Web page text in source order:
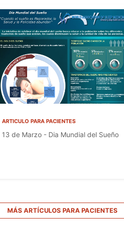
ARTICULO PARA PACIENTES
13 de Marzo - Dia Mundial del Sueño
MÁS ARTÍCULOS PARA PACIENTES